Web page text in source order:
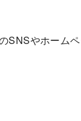
SNSやホーム